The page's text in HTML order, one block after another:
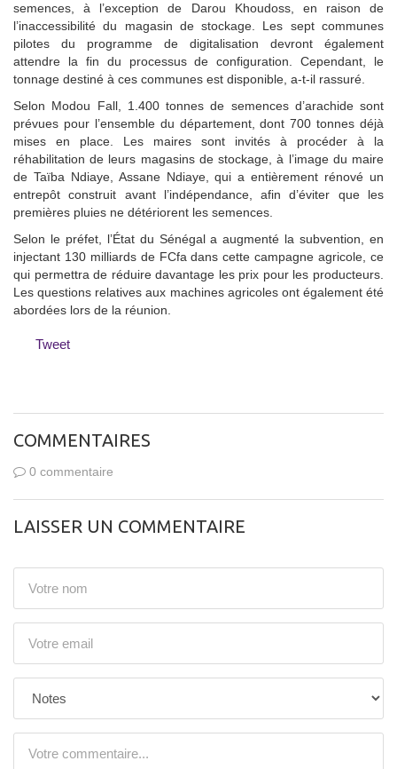
semences, à l’exception de Darou Khoudoss, en raison de
l’inaccessibilité du magasin de stockage. Les sept communes
pilotes du programme de digitalisation devront également
attendre la fin du processus de configuration. Cependant, le
tonnage destiné à ces communes est disponible, a-t-il rassuré.
Selon Modou Fall, 1.400 tonnes de semences d’arachide sont
prévues pour l’ensemble du département, dont 700 tonnes déjà
mises en place. Les maires sont invités à procéder à la
réhabilitation de leurs magasins de stockage, à l’image du maire
de Taïba Ndiaye, Assane Ndiaye, qui a entièrement rénové un
entrepôt construit avant l’indépendance, afin d’éviter que les
premières pluies ne détériorent les semences.
Selon le préfet, l’État du Sénégal a augmenté la subvention, en
injectant 130 milliards de FCfa dans cette campagne agricole, ce
qui permettra de réduire davantage les prix pour les producteurs.
Les questions relatives aux machines agricoles ont également été
abordées lors de la réunion.
Tweet
COMMENTAIRES
0 commentaire
LAISSER UN COMMENTAIRE